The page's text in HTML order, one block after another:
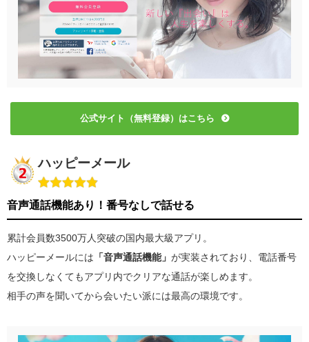
公式サイト（無料登録）はこちら
ハッピーメール
音声通話機能あり！番号なしで話せる
累計会員数3500万人突破の国内最大級アプリ。
ハッピーメールには 「音声通話機能」 が実装されており、電話番号
を交換しなくてもアプリ内でクリアな通話が楽しめます。
相手の声を聞いてから会いたい派には最高の環境です。